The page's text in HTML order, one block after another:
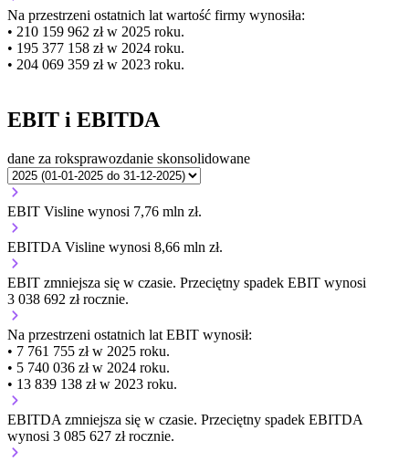
Na przestrzeni ostatnich lat wartość firmy wynosiła:
• 210 159 962 zł w 2025 roku.
• 195 377 158 zł w 2024 roku.
• 204 069 359 zł w 2023 roku.
EBIT i EBITDA
dane za roksprawozdanie skonsolidowane
EBIT Visline wynosi 7,76 mln zł.
EBITDA Visline wynosi 8,66 mln zł.
EBIT zmniejsza się w czasie. Przeciętny spadek EBIT wynosi
3 038 692 zł rocznie.
Na przestrzeni ostatnich lat EBIT wynosił:
• 7 761 755 zł w 2025 roku.
• 5 740 036 zł w 2024 roku.
• 13 839 138 zł w 2023 roku.
EBITDA zmniejsza się w czasie. Przeciętny spadek EBITDA
wynosi 3 085 627 zł rocznie.